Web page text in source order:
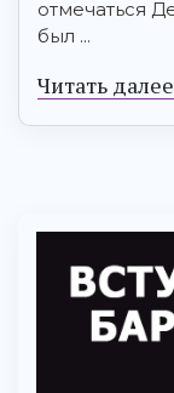
отмечаться
был ...
Читать далее